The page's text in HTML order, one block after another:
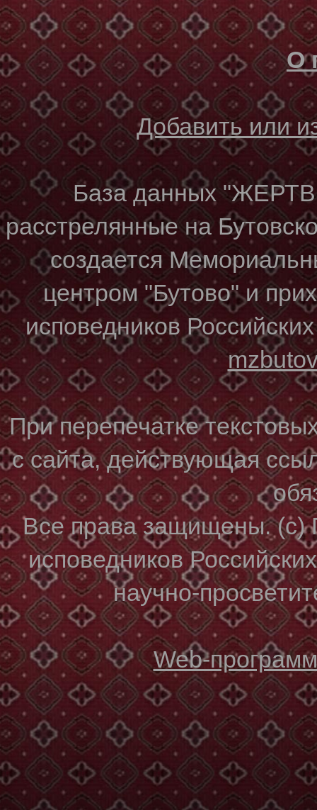
О
Добавить или
База данных
расстрелянные на
создается
центром "Бутово" и
исповедников
При перепечатке
с сайта, действующая
Все права защищены. (с)
исповедников
научно-
Web-